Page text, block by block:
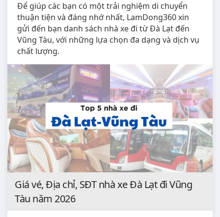
Để giúp các bạn có một trải nghiệm di chuyển
thuận tiện và đáng nhớ nhất, LamDong360 xin
gửi đến bạn danh sách nhà xe đi từ Đà Lạt đến
Vũng Tàu, với những lựa chọn đa dạng và dịch vụ
chất lượng.
Giá vé, Địa chỉ, SĐT nhà xe Đà Lạt đi Vũng
Tàu năm 2026